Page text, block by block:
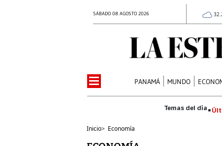
SÁBADO 08 AGOSTO 2026
PANAMÁ MUNDO
Inicio> Economía